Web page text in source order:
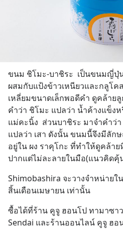
ขนม ชิโมะ-บาชิระ  เป็นขนมญี่ปุ่
ผสมกับแป้งข้าวเหนียวและกลูโ
เหลี่ยมขนาดเล็กพอดีคำ ดูคล้าย
คำว่า ชิโมะ แปลว่า น้ำค้างแข็งห
แม่คะนิ้ง  ส่วนบาชิระ มาจำคำว่
แปลว่า เสา ดังนั้น ขนมนี้จึงมีลัก
อยู่ใน ผง ราคุโกะ ที่ทำให้ดูคล้า
ปากแต่ไม่ละลายในมือ(แนวคิดคุ้
Shimobashira จะวางจำหน่าย
สิ้นเดือนเมษายน เท่านั้น
ซื้อได้ที่ร้าน คูจู ฮอนโป ทามาซาว
Sendai และร้านออนไลน์ คูจู ฮอ